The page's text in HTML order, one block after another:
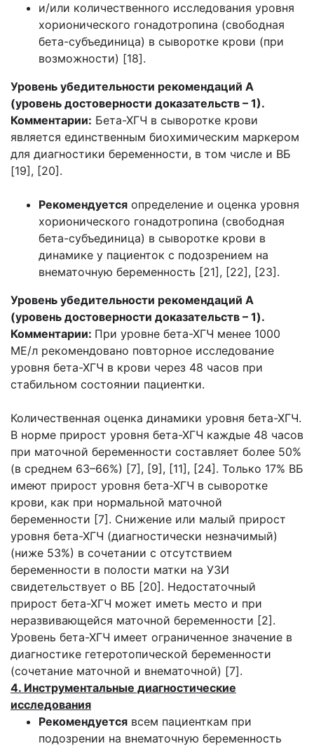
и/или количественного исследования уровня
хорионического гонадотропина (свободная
бета-субъединица) в сыворотке крови (при
возможности) [18].
Уровень убедительности рекомендаций А
(уровень достоверности доказательств – 1).
Комментарии: Бета-ХГЧ в сыворотке крови
является единственным биохимическим маркером
для диагностики беременности, в том числе и ВБ
[19], [20].
Рекомендуется определение и оценка уровня
хорионического гонадотропина (свободная
бета-субъединица) в сыворотке крови в
динамике у пациенток с подозрением на
внематочную беременность [21], [22], [23].
Уровень убедительности рекомендаций A
(уровень достоверности доказательств – 1).
Комментарии: При уровне бета-ХГЧ менее 1000
МЕ/л рекомендовано повторное исследование
уровня бета-ХГЧ в крови через 48 часов при
стабильном состоянии пациентки.
Количественная оценка динамики уровня бета-ХГЧ.
В норме прирост уровня бета-ХГЧ каждые 48 часов
при маточной беременности составляет более 50%
(в среднем 63–66%) [7], [9], [11], [24]. Только 17% ВБ
имеют прирост уровня бета-ХГЧ в сыворотке
крови, как при нормальной маточной
беременности [7]. Снижение или малый прирост
уровня бета-ХГЧ (диагностически незначимый)
(ниже 53%) в сочетании с отсутствием
беременности в полости матки на УЗИ
свидетельствует о ВБ [20]. Недостаточный
прирост бета-ХГЧ может иметь место и при
неразвивающейся маточной беременности [2].
Уровень бета-ХГЧ имеет ограниченное значение в
диагностике гетеротопической беременности
(сочетание маточной и внематочной) [7].
4. Инструментальные диагностические
исследования
Рекомендуется всем пациенткам при
подозрении на внематочную беременность